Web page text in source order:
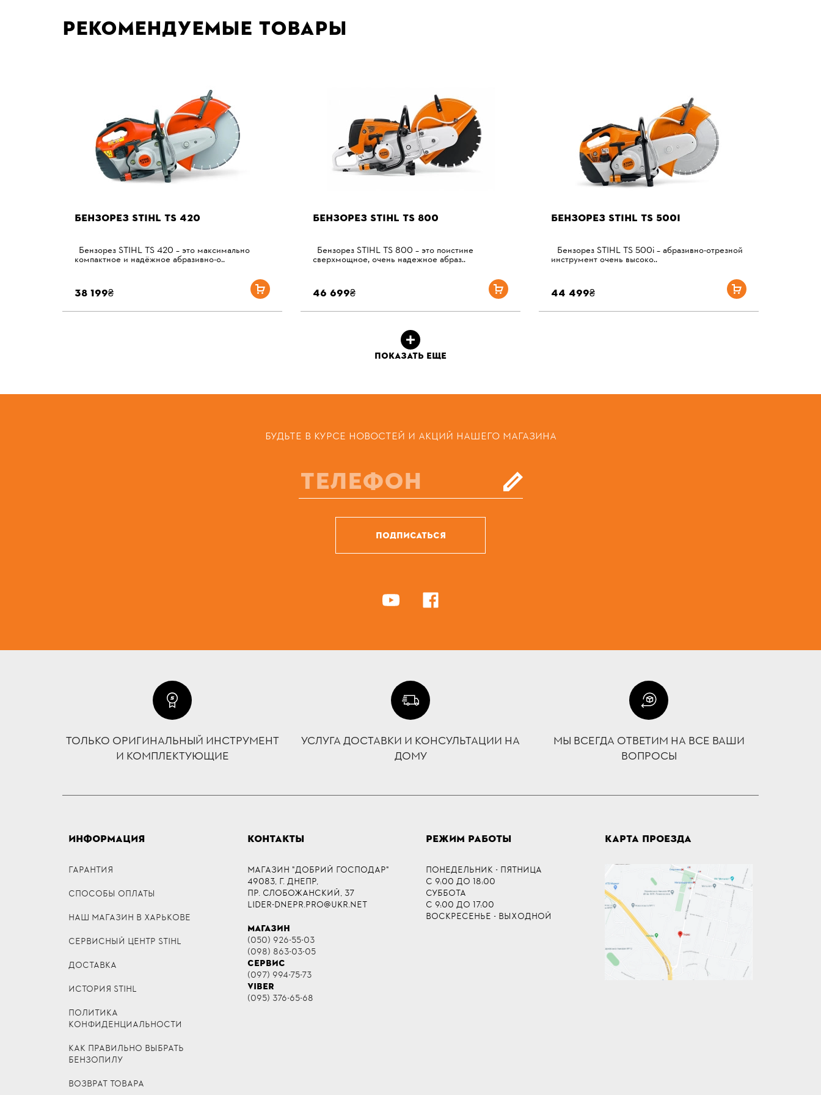
Рекомендуемые товары
БЕНЗОРЕЗ STIHL TS 420
Бензорез STIHL TS 420 – это максимально
компактное и надёжное абразивно-о..
38 199₴
БЕНЗОРЕЗ STIHL TS 800
Бензорез STIHL TS 800 – это поистине
сверхмощное, очень надежное абраз..
46 699₴
БЕНЗОРЕЗ STIHL TS 500І
Бензорез STIHL TS 500i – абразивно-отрезной
инструмент очень высоко..
44 499₴
ПОКАЗАТЬ ЕЩЕ
БУДЬТЕ В КУРСЕ НОВОСТЕЙ И АКЦИЙ НАШЕГО МАГАЗИНА
ПОДПИСАТЬСЯ
ТОЛЬКО ОРИГИНАЛЬНЫЙ ИНСТРУМЕНТ
И КОМПЛЕКТУЮЩИЕ
УСЛУГА ДОСТАВКИ И КОНСУЛЬТАЦИИ НА
ДОМУ
МЫ ВСЕГДА ОТВЕТИМ НА ВСЕ ВАШИ
ВОПРОСЫ
ИНФОРМАЦИЯ
ГАРАНТИЯ
СПОСОБЫ ОПЛАТЫ
НАШ МАГАЗИН В ХАРЬКОВЕ
СЕРВИСНЫЙ ЦЕНТР STIHL
ДОСТАВКА
ИСТОРИЯ STIHL
ПОЛИТИКА
КОНФИДЕНЦИАЛЬНОСТИ
КАК ПРАВИЛЬНО ВЫБРАТЬ
БЕНЗОПИЛУ
ВОЗВРАТ ТОВАРА
КОНТАКТЫ
МАГАЗИН "ДОБРИЙ ГОСПОДАР"
49083, Г. ДНЕПР,
ПР. СЛОБОЖАНСКИЙ, 37
LIDER-DNEPR.PRO@UKR.NET
МАГАЗИН
(050) 926-55-03
(098) 863-03-05
СЕРВИС
(097) 994-75-73
VIBER
(095) 376-65-68
РЕЖИМ РАБОТЫ
ПОНЕДЕЛЬНИК - ПЯТНИЦА
С 9:00 ДО 18:00
СУББОТА
С 9:00 ДО 17:00
ВОСКРЕСЕНЬЕ - ВЫХОДНОЙ
КАРТА ПРОЕЗДА